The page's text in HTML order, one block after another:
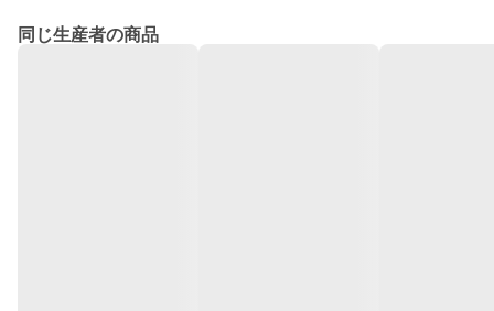
同じ生産者の商品